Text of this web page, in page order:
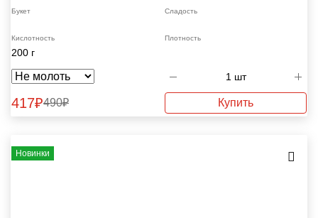
Букет Сладость
Кислотность Плотность
200 г
417₽490₽ Купить
Новинки